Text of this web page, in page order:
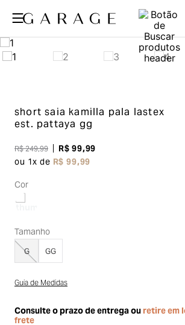
short saia kamilla pala lastex
est. pattaya gg
R$249,99 R$99,99
ou 1x de R$99,99
Cor
Tamanho
G GG
Guia de Medidas